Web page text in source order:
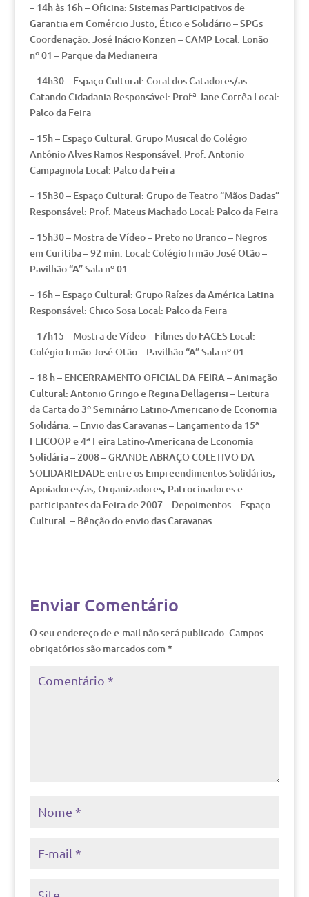
– 14h às 16h – Oficina: Sistemas Participativos de
Garantia em Comércio Justo, Ético e Solidário – SPGs
Coordenação: José Inácio Konzen – CAMP Local: Lonão
nº 01 – Parque da Medianeira
– 14h30 – Espaço Cultural: Coral dos Catadores/as –
Catando Cidadania Responsável: Profª Jane Corrêa Local:
Palco da Feira
– 15h – Espaço Cultural: Grupo Musical do Colégio
Antônio Alves Ramos Responsável: Prof. Antonio
Campagnola Local: Palco da Feira
– 15h30 – Espaço Cultural: Grupo de Teatro “Mãos Dadas”
Responsável: Prof. Mateus Machado Local: Palco da Feira
– 15h30 – Mostra de Vídeo – Preto no Branco – Negros
em Curitiba – 92 min. Local: Colégio Irmão José Otão –
Pavilhão “A” Sala nº 01
– 16h – Espaço Cultural: Grupo Raízes da América Latina
Responsável: Chico Sosa Local: Palco da Feira
– 17h15 – Mostra de Vídeo – Filmes do FACES Local:
Colégio Irmão José Otão – Pavilhão “A” Sala nº 01
– 18 h – ENCERRAMENTO OFICIAL DA FEIRA – Animação
Cultural: Antonio Gringo e Regina Dellagerisi – Leitura
da Carta do 3º Seminário Latino-Americano de Economia
Solidária. – Envio das Caravanas – Lançamento da 15ª
FEICOOP e 4ª Feira Latino-Americana de Economia
Solidária – 2008 – GRANDE ABRAÇO COLETIVO DA
SOLIDARIEDADE entre os Empreendimentos Solidários,
Apoiadores/as, Organizadores, Patrocinadores e
participantes da Feira de 2007 – Depoimentos – Espaço
Cultural. – Bênção do envio das Caravanas
Enviar Comentário
O seu endereço de e-mail não será publicado. Campos
obrigatórios são marcados com *